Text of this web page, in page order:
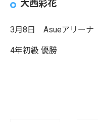
大西彩花
3月8日 Asueアリーナ
4年初級 優勝